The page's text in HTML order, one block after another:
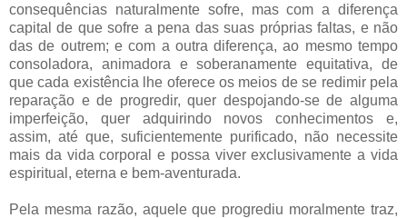
consequências naturalmente sofre, mas com a diferença
capital de que sofre a pena das suas próprias faltas, e não
das de outrem; e com a outra diferença, ao mesmo tempo
consoladora, animadora e soberanamente equitativa, de
que cada existência lhe oferece os meios de se redimir pela
reparação e de progredir, quer despojando-se de alguma
imperfeição, quer adquirindo novos conhecimentos e,
assim, até que, suficientemente purificado, não necessite
mais da vida corporal e possa viver exclusivamente a vida
espiritual, eterna e bem-aventurada.
Pela mesma razão, aquele que progrediu moralmente traz,